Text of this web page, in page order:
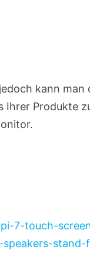
kann
Produkte
7-touch-